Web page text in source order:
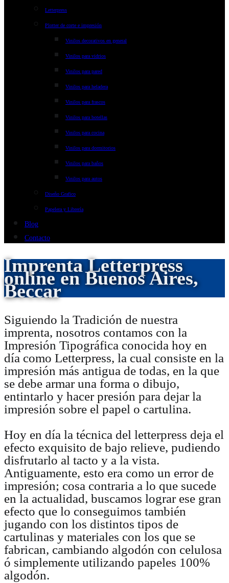
Letterpress
Plotter de corte e impresión
Vinilos decorativos en general
Vinilos para vidrios
Vinilos para pared
Vinilos para heladera
Vinilos para frascos
Vinilos para botellas
Vinilos para cocina
Vinilos para dormitorios
Vinilos para baños
Vinilos para autos
Diseño Grafico
Papelera y Librería
Blog
Contacto
Imprenta Letterpress
online en Buenos Aires,
Beccar
Siguiendo la Tradición de nuestra
imprenta, nosotros contamos con la
Impresión Tipográfica conocida hoy en
día como Letterpress, la cual consiste en la
impresión más antigua de todas, en la que
se debe armar una forma o dibujo,
entintarlo y hacer presión para dejar la
impresión sobre el papel o cartulina.
Hoy en día la técnica del letterpress deja el
efecto exquisito de bajo relieve, pudiendo
disfrutarlo al tacto y a la vista.
Antiguamente, esto era como un error de
impresión; cosa contraria a lo que sucede
en la actualidad, buscamos lograr ese gran
efecto que lo conseguimos también
jugando con los distintos tipos de
cartulinas y materiales con los que se
fabrican, cambiando algodón con celulosa
ó simplemente utilizando papeles 100%
algodón.